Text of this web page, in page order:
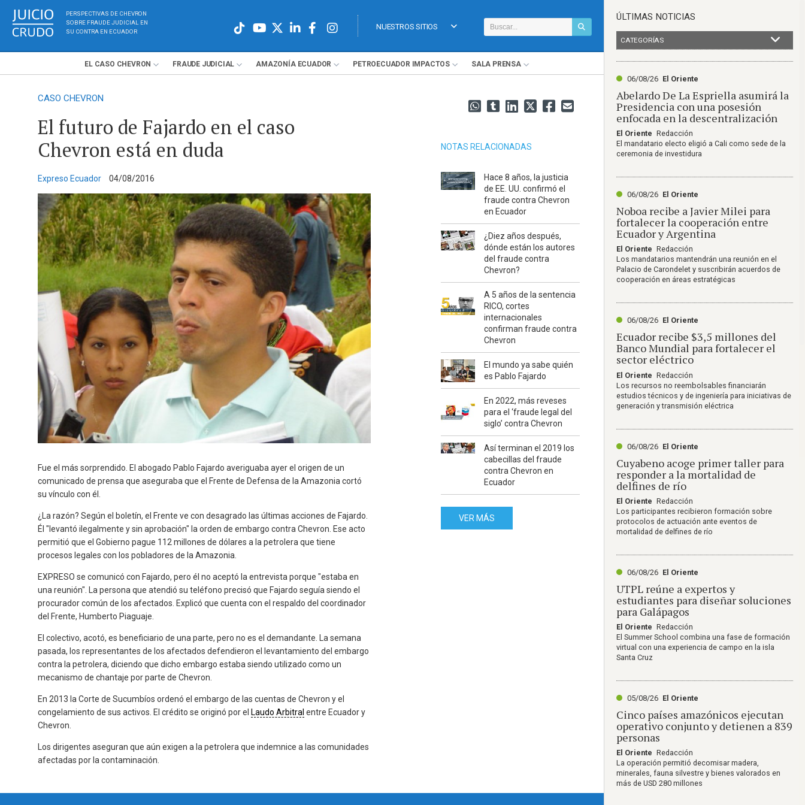
PERSPECTIVAS DE CHEVRON
SOBRE FRAUDE JUDICIAL EN
SU CONTRA EN ECUADOR
NUESTROS SITIOS
EL CASO CHEVRON FRAUDE JUDICIAL AMAZONÍA ECUADOR PETROECUADOR IMPACTOS SALA PRENSA
CASO CHEVRON
El futuro de Fajardo en el caso
Chevron está en duda
Expreso Ecuador 04/08/2016
Fue el más sorprendido. El abogado Pablo Fajardo averiguaba ayer el origen de un
comunicado de prensa que aseguraba que el Frente de Defensa de la Amazonia cortó
su vínculo con él.
¿La razón? Según el boletín, el Frente ve con desagrado las últimas acciones de Fajardo.
Él "levantó ilegalmente y sin aprobación" la orden de embargo contra Chevron. Ese acto
permitió que el Gobierno pague 112 millones de dólares a la petrolera que tiene
procesos legales con los pobladores de la Amazonia.
EXPRESO se comunicó con Fajardo, pero él no aceptó la entrevista porque "estaba en
una reunión". La persona que atendió su teléfono precisó que Fajardo seguía siendo el
procurador común de los afectados. Explicó que cuenta con el respaldo del coordinador
del Frente, Humberto Piaguaje.
El colectivo, acotó, es beneficiario de una parte, pero no es el demandante. La semana
pasada, los representantes de los afectados defendieron el levantamiento del embargo
contra la petrolera, diciendo que dicho embargo estaba siendo utilizado como un
mecanismo de chantaje por parte de Chevron.
En 2013 la Corte de Sucumbíos ordenó el embargo de las cuentas de Chevron y el
congelamiento de sus activos. El crédito se originó por el Laudo Arbitral entre Ecuador y
Chevron.
Los dirigentes aseguran que aún exigen a la petrolera que indemnice a las comunidades
afectadas por la contaminación.
NOTAS RELACIONADAS
Hace 8 años, la justicia
de EE. UU. confirmó el
fraude contra Chevron
en Ecuador
¿Diez años después,
dónde están los autores
del fraude contra
Chevron?
A 5 años de la sentencia
RICO, cortes
internacionales
confirman fraude contra
Chevron
El mundo ya sabe quién
es Pablo Fajardo
En 2022, más reveses
para el ‘fraude legal del
siglo’ contra Chevron
Así terminan el 2019 los
cabecillas del fraude
contra Chevron en
Ecuador
VER MÁS
ÚLTIMAS NOTICIAS
CATEGORÍAS
06/08/26 El Oriente
Abelardo De La Espriella asumirá la
Presidencia con una posesión
enfocada en la descentralización
El Oriente Redacción
El mandatario electo eligió a Cali como sede de la
ceremonia de investidura
06/08/26 El Oriente
Noboa recibe a Javier Milei para
fortalecer la cooperación entre
Ecuador y Argentina
El Oriente Redacción
Los mandatarios mantendrán una reunión en el
Palacio de Carondelet y suscribirán acuerdos de
cooperación en áreas estratégicas
06/08/26 El Oriente
Ecuador recibe $3,5 millones del
Banco Mundial para fortalecer el
sector eléctrico
El Oriente Redacción
Los recursos no reembolsables financiarán
estudios técnicos y de ingeniería para iniciativas de
generación y transmisión eléctrica
06/08/26 El Oriente
Cuyabeno acoge primer taller para
responder a la mortalidad de
delfines de río
El Oriente Redacción
Los participantes recibieron formación sobre
protocolos de actuación ante eventos de
mortalidad de delfines de río
06/08/26 El Oriente
UTPL reúne a expertos y
estudiantes para diseñar soluciones
para Galápagos
El Oriente Redacción
El Summer School combina una fase de formación
virtual con una experiencia de campo en la isla
Santa Cruz
05/08/26 El Oriente
Cinco países amazónicos ejecutan
operativo conjunto y detienen a 839
personas
El Oriente Redacción
La operación permitió decomisar madera,
minerales, fauna silvestre y bienes valorados en
más de USD 280 millones